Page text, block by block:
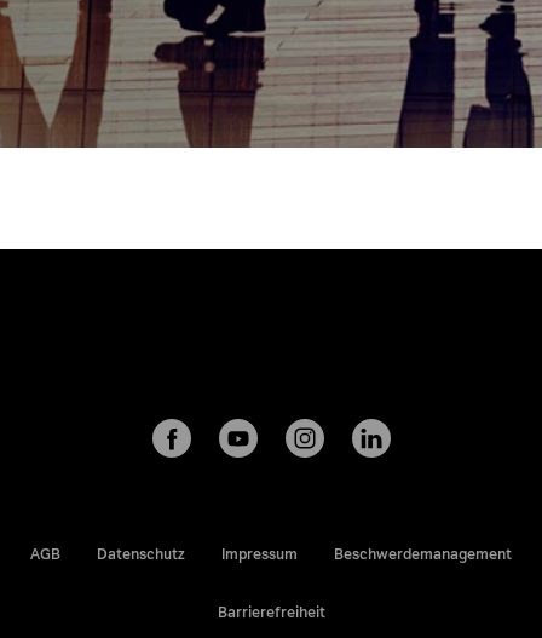
AGB Datenschutz Impressum Beschwerdemanagement
Barrierefreiheit